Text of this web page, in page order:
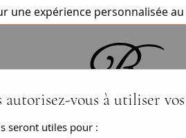
une expérience personnalisée au
autorisez-vous à utiliser
seront utiles pour :